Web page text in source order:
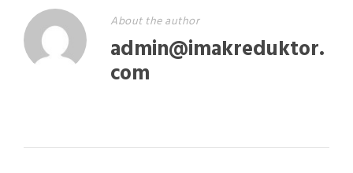
About the author
admin@imakreduktor.
com